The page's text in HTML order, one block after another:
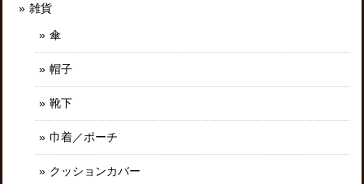
雑貨
傘
帽子
靴下
巾着／ポーチ
クッションカバー